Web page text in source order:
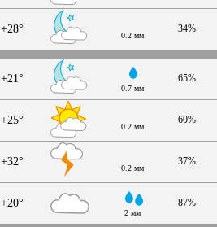
+28°
0.2 мм
34%
+21°
0.7 мм
65%
+25°
0.2 мм
60%
+32°
0.2 мм
37%
+20°
2 мм
87%